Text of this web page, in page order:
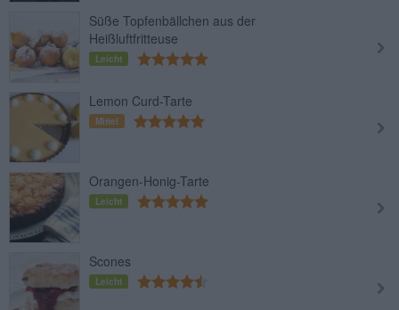
Süße Topfenbällchen aus der
Heißluftfritteuse
Leicht
Lemon Curd-Tarte
Mittel
Orangen-Honig-Tarte
Leicht
Scones
Leicht